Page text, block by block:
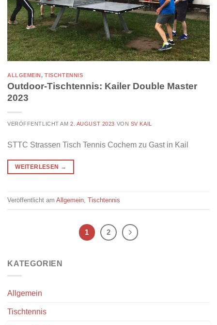
ALLGEMEIN,TISCHTENNIS
Outdoor-Tischtennis: Kailer Double Master
2023
VERÖFFENTLICHT AM2. AUGUST 2023 VON SV KAIL
STTC Strassen Tisch Tennis Cochem zu Gast in Kail
WEITERLESEN →
Veröffentlicht am Allgemein Tischtennis
1 2
KATEGORIEN
Allgemein
Tischtennis